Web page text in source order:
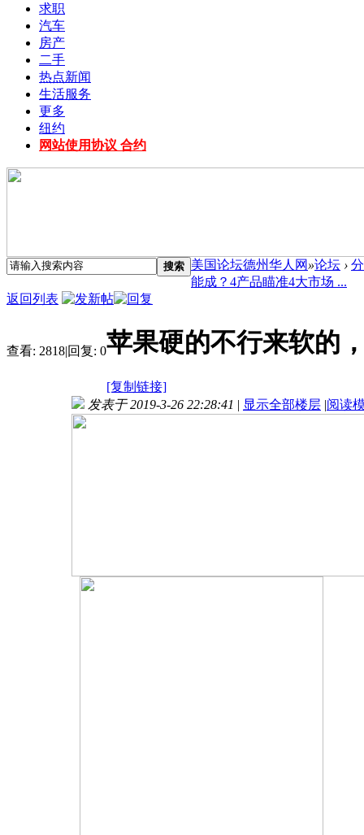
求职
汽车
房产
二手
热点新闻
生活服务
更多
纽约
网站使用协议 合约
搜索 美国论坛德州华人网 »论坛 ›
能成？4产品瞄准4大市场 ...
返回列表
查看: 2818|回复: 0苹果硬的不行来软的
[复制链接]
发表于 2019-3-26 22:28:41 | 显示全部楼层 |阅读